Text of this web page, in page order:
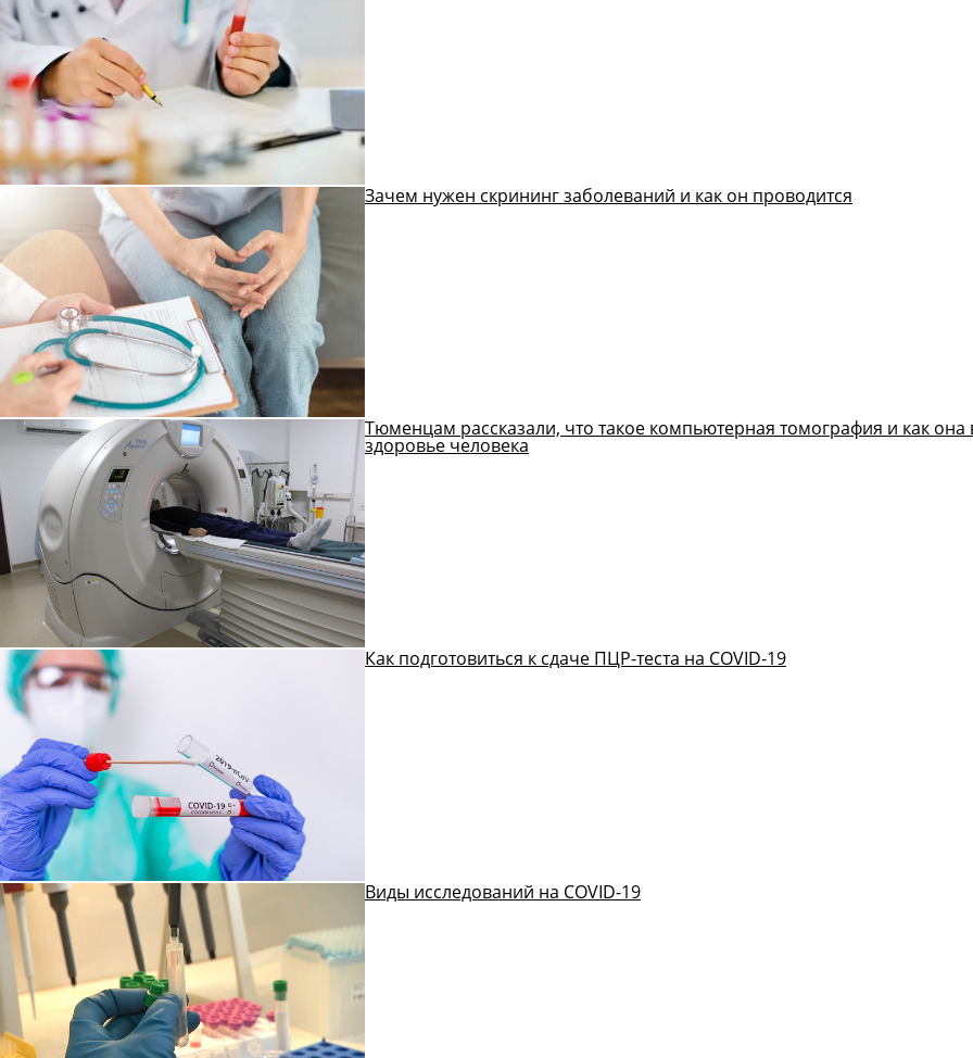
Зачем нужен скрининг заболеваний и как он проводится
Тюменцам рассказали, что такое компьютерная томография и как она
здоровье человека
Как подготовиться к сдаче ПЦР-теста на COVID-19
Виды исследований на COVID-19